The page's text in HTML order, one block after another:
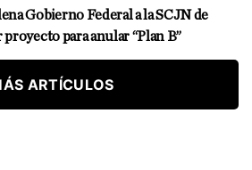
Gobierno Federal a la SCJN de
para anular “Plan B”
ARTÍCULOS